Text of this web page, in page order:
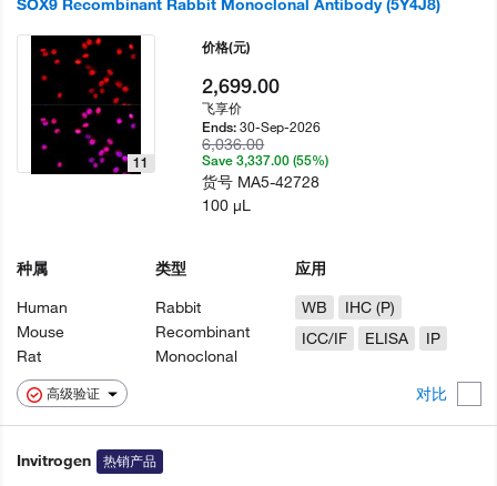
SOX9 Recombinant Rabbit Monoclonal Antibody (5Y4J8)
高级验证 对比
11
种属
Human
Mouse
Rat
类型
Rabbit
Recombinant
Monoclonal
应用
WB
IHC (P)
ICC/IF
ELISA IP
价格(元)
2,699.00
飞享价
Ends:30-Sep-2026
6,036.00
Save 3,337.00 (55%)
货号 MA5-42728
100 µL
Invitrogen 热销产品